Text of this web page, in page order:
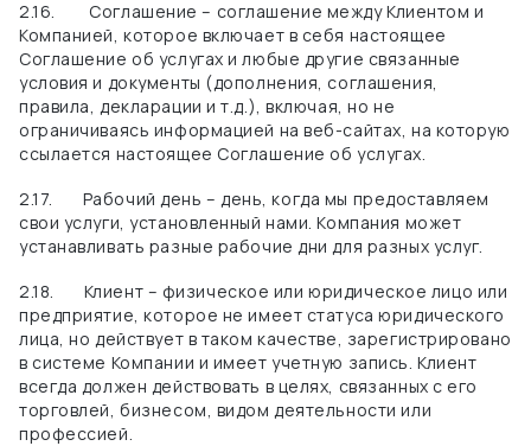
2.16.
Соглашение – соглашение между Клиентом и
Компанией, которое включает в себя настоящее
Соглашение об услугах и любые другие связанные
условия и документы (дополнения, соглашения,
правила, декларации и т.д.), включая, но не
ограничиваясь информацией на веб-сайтах, на которую
ссылается настоящее Соглашение об услугах.
2.17.
Рабочий день – день, когда мы предоставляем
свои услуги, установленный нами. Компания может
устанавливать разные рабочие дни для разных услуг.
2.18.
Клиент – физическое или юридическое лицо или
предприятие, которое не имеет статуса юридического
лица, но действует в таком качестве, зарегистрировано
в системе Компании и имеет учетную запись. Клиент
всегда должен действовать в целях, связанных с его
торговлей, бизнесом, видом деятельности или
профессией.